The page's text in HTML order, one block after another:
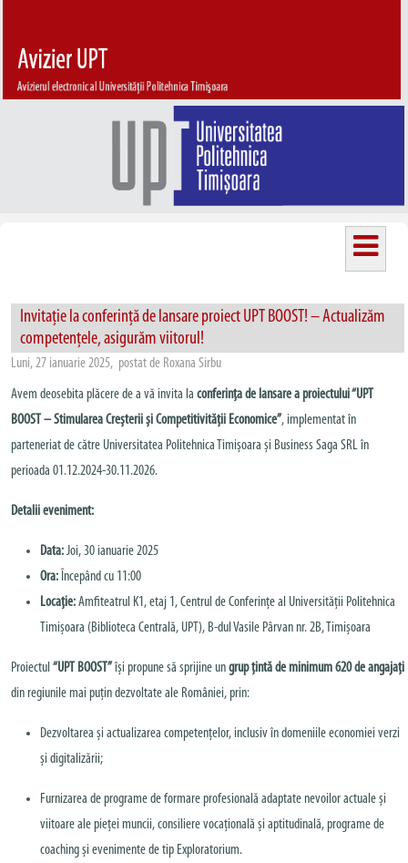
Invitație la conferință de lansare proiect UPT BOOST! – Actualizăm
competențele, asigurăm viitorul!
Luni, 27 ianuarie 2025, postat de Roxana Sirbu
Avem deosebita plăcere de a vă invita la conferința de lansare a proiectului “UPT
BOOST – Stimularea Creșterii și Competitivității Economice”, implementat în
parteneriat de către Universitatea Politehnica Timișoara și Business Saga SRL în
perioada 01.12.2024-30.11.2026.
Detalii eveniment:
Data:Joi, 30 ianuarie 2025
Ora: Începând cu 11:00
Locație:Amfiteatrul K1, etaj 1, Centrul de Conferințe al Universității Politehnica
Timișoara (Biblioteca Centrală, UPT), B-dul Vasile Pârvan nr. 2B, Timișoara
Proiectul “UPT BOOST”își propune să sprijine ungrup țintă de minimum 620 de angajați
din regiunile mai puțin dezvoltate ale României, prin:
Dezvoltarea și actualizarea competențelor, inclusiv în domeniile economiei verzi
și digitalizării;
Furnizarea de programe de formare profesională adaptate nevoilor actuale și
viitoare ale pieței muncii, consiliere vocațională și aptitudinală, programe de
coaching și evenimente de tip Exploratorium.